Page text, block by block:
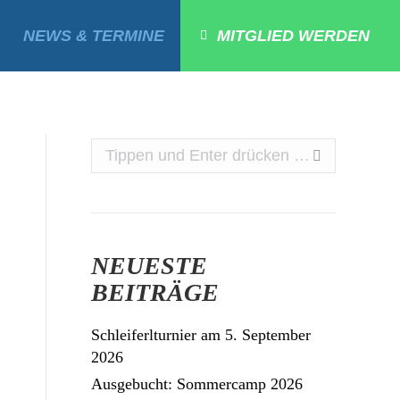
NEWS & TERMINE MITGLIED WERDEN
Search:
NEUESTE
BEITRÄGE
Schleiferlturnier am 5. September
2026
Ausgebucht: Sommercamp 2026